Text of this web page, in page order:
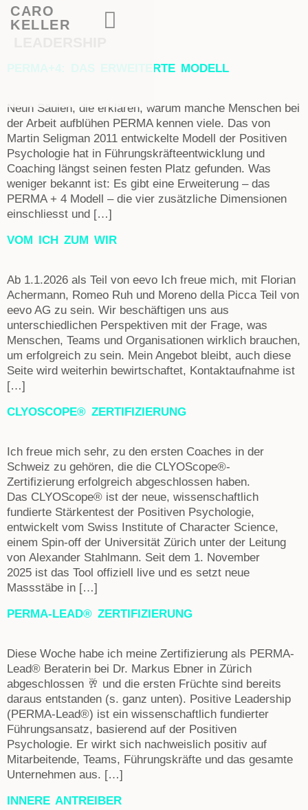
CARO
KELLER
PERMA+4: DAS ERWEITERTE MODELL
Neun Säulen, die erklären, warum manche Menschen bei
der Arbeit aufblühen PERMA kennen viele. Das von
Martin Seligman 2011 entwickelte Modell der Positiven
Psychologie hat in Führungskräfteentwicklung und
Coaching längst seinen festen Platz gefunden. Was
weniger bekannt ist: Es gibt eine Erweiterung – das
PERMA + 4 Modell – die vier zusätzliche Dimensionen
einschliesst und […]
VOM ICH ZUM WIR
Ab 1.1.2026 als Teil von eevo Ich freue mich, mit Florian
Achermann, Romeo Ruh und Moreno della Picca Teil von
eevo AG zu sein. Wir beschäftigen uns aus
unterschiedlichen Perspektiven mit der Frage, was
Menschen, Teams und Organisationen wirklich brauchen,
um erfolgreich zu sein. Mein Angebot bleibt, auch diese
Seite wird weiterhin bewirtschaftet, Kontaktaufnahme ist
[…]
CLYOSCOPE® ZERTIFIZIERUNG
Ich freue mich sehr, zu den ersten Coaches in der
Schweiz zu gehören, die die CLYOScope®-
Zertifizierung erfolgreich abgeschlossen haben.
Das CLYOScope® ist der neue, wissenschaftlich
fundierte Stärkentest der Positiven Psychologie,
entwickelt vom Swiss Institute of Character Science,
einem Spin-off der Universität Zürich unter der Leitung
von Alexander Stahlmann. Seit dem 1. November
2025 ist das Tool offiziell live und es setzt neue
Massstäbe in […]
PERMA-LEAD® ZERTIFIZIERUNG
Diese Woche habe ich meine Zertifizierung als PERMA-
Lead® Beraterin bei Dr. Markus Ebner in Zürich
abgeschlossen 🥂 und die ersten Früchte sind bereits
daraus entstanden (s. ganz unten). Positive Leadership
(PERMA-Lead®) ist ein wissenschaftlich fundierter
Führungsansatz, basierend auf der Positiven
Psychologie. Er wirkt sich nachweislich positiv auf
Mitarbeitende, Teams, Führungskräfte und das gesamte
Unternehmen aus. […]
INNERE ANTREIBER